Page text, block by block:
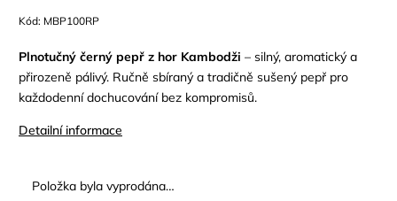
Kód: MBP100RP
Plnotučný černý pepř z hor Kambodži – silný, aromatický a
přirozeně pálivý. Ručně sbíraný a tradičně sušený pepř pro
každodenní dochucování bez kompromisů.
Detailní informace
Položka byla vyprodána…